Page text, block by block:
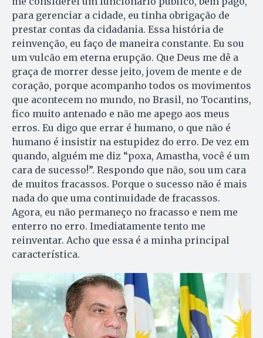
para gerenciar a cidade, eu tinha obrigação de
prestar contas da cidadania. Essa história de
reinvenção, eu faço de maneira constante. Eu sou
um vulcão em eterna erupção. Que Deus me dê a
graça de morrer desse jeito, jovem de mente e de
coração, porque acompanho todos os movimentos
que acontecem no mundo, no Brasil, no Tocantins,
fico muito antenado e não me apego aos meus
erros. Eu digo que errar é humano, o que não é
humano é insistir na estupidez do erro. De vez em
quando, alguém me diz “poxa, Amastha, você é um
cara de sucesso!”. Respondo que não, sou um cara
de muitos fracassos. Porque o sucesso não é mais
nada do que uma continuidade de fracassos.
Agora, eu não permaneço no fracasso e nem me
enterro no erro. Imediatamente tento me
reinventar. Acho que essa é a minha principal
característica.